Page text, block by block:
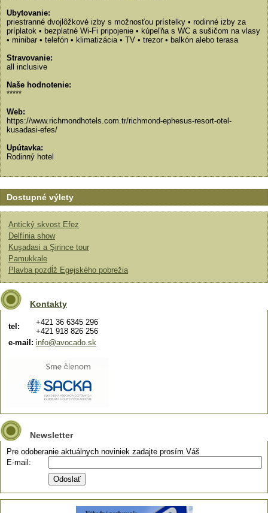
Ubytovanie:
priestranné dvojlôžkové izby s možnosťou prístelky • rodinné izby za
príplatok • bezplatné Wi-Fi pripojenie • kúpeľňa s WC a sušičom na vlasy
• minibar • telefón • klimatizácia • TV • trezor • balkón alebo terasa
Stravovanie:
all inclusive
Naše hodnotenie:
*****
Web:
https://www.richmondhotels.com.tr/richmond-ephesus-resort-otel-
kusadasi-efes/
Upútavka:
Rodinný hotel
Dostupné výlety
Antický skvost Efez
Delfínia show
Kuşadasi a Şirince tour
Pamukkale
Plavba pozdĺž Egejského pobrežia
Kontakty
tel:
+421 36 6345 296
+421 918 826 256
e-mail: info@avocado.sk
Newsletter
Pre odoberanie aktuálnych noviniek zadajte prosím Váš
E-mail: